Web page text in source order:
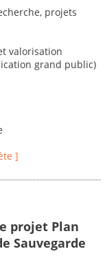
projets
valorisation
grand public)
]
projet Plan
Sauvegarde